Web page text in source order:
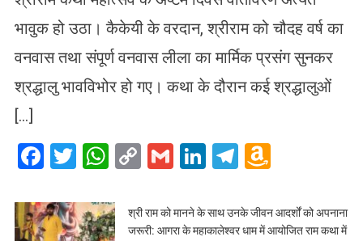
भावुक हो उठा। कैकेयी के वरदान, श्रीराम को चौदह वर्ष का
वनवास तथा संपूर्ण वनवास लीला का मार्मिक प्रसंग सुनकर
श्रद्धालु भावविभोर हो गए। कथा के दौरान कई श्रद्धालुओं
[…]
Facebook
Twitter
WhatsApp
CopyGmailLinkedIn
Telegram
List
​श्री राम को मानने के साथ उनके जीवन आदर्शों को अपनाना
जरूरी: आगरा के महाकालेश्वर धाम में आयोजित राम कथा में